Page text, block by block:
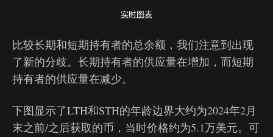
实时图表
比较长期和短期持有者的总余额，我们注意到出现
了新的分歧。长期持有者的供应量在增加，而短期
持有者的供应量在减少。
下图显示了LTH和STH的年龄边界大约为2024年2月
末之前/之后获取的币，当时价格约为5.1万美元。可